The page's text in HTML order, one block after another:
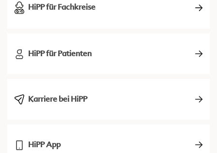
HiPP für Fachkreise
HiPP für Patienten
Karriere bei HiPP
HiPP App